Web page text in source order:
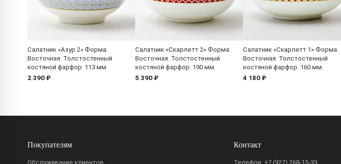
Салатник «Азур 2» Форма:
Восточная. Толстостенный
костяной фарфор. 113 мм.
2 390 ₽
Салатник «Скарлетт 2» Форма:
Восточная. Толстостенный
костяной фарфор. 190 мм.
5 390 ₽
Салатник «Скарлетт 1» Форма:
Восточная. Толстостенный
костяной фарфор. 160 мм.
4 180 ₽
Покупателям
Обслуживание клиентов
Контакт
Телефон: +7 (927) 268-15-33